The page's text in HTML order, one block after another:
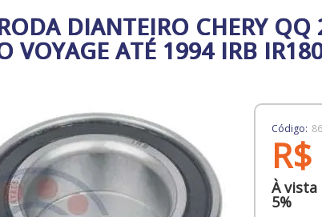
DIANTEIRO CHERY
VOYAGE ATÉ 1994 IRB
Código:
À vista
5%